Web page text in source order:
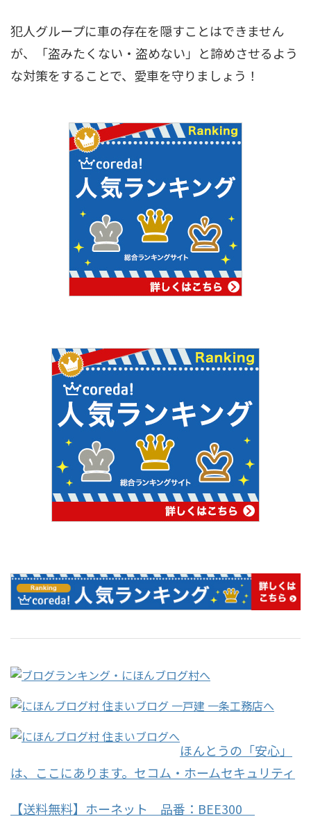
犯人グループに車の存在を隠すことはできません
が、「盗みたくない・盗めない」と諦めさせるよう
な対策をすることで、愛車を守りましょう！
ほんとうの「安心」
は、ここにあります。セコム・ホームセキュリティ
【送料無料】ホーネット 品番：BEE300